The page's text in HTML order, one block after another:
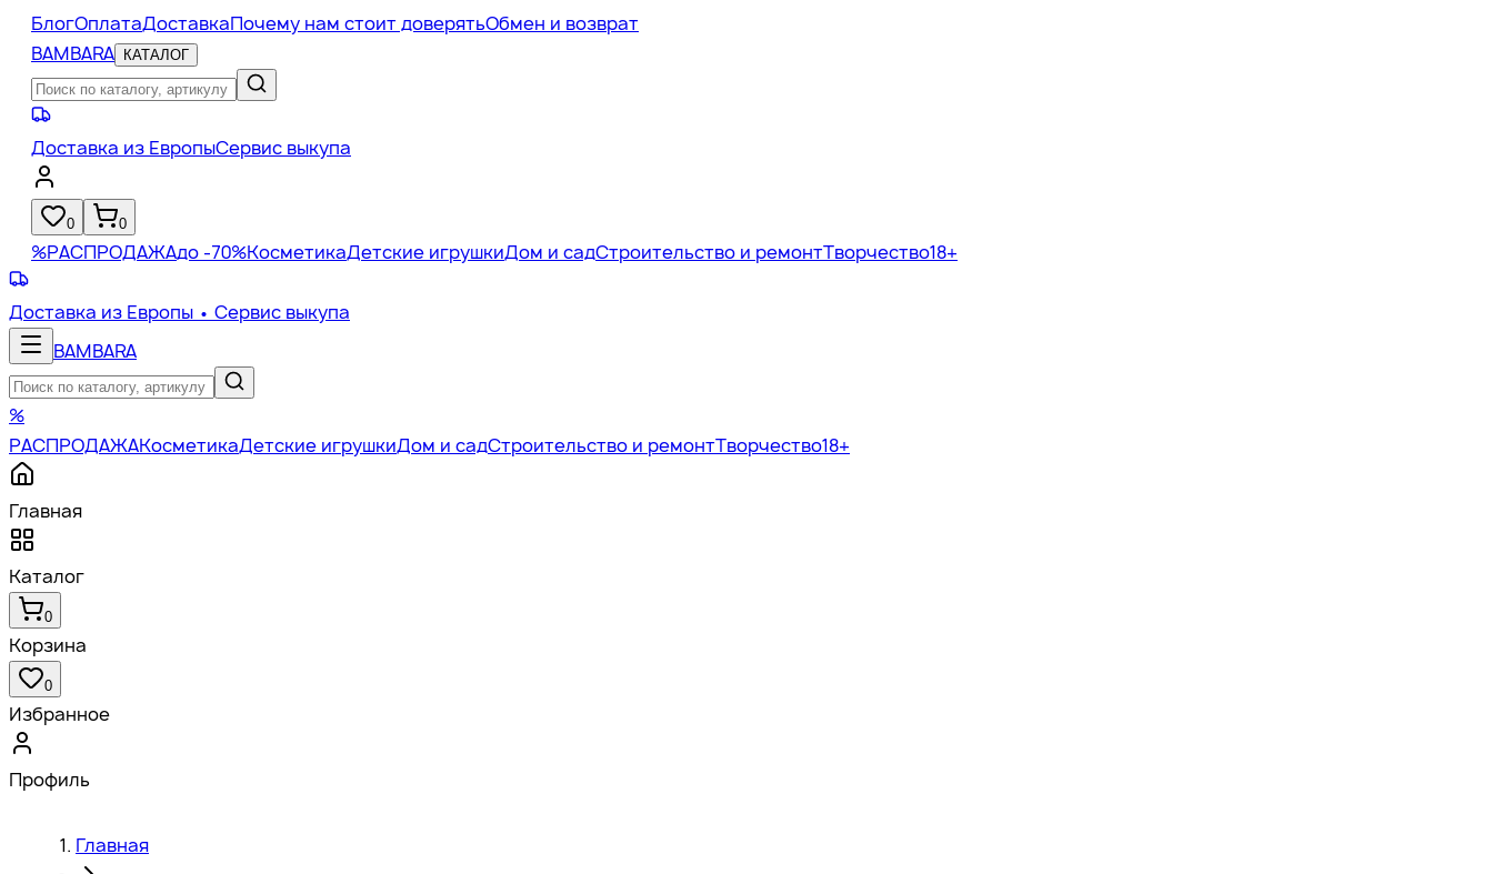
БлогОплатаДоставкаПочему нам стоит доверятьОбмен и возврат
BAMBARA
КАТАЛОГ
Доставка из ЕвропыСервис выкупа
0 0
%РАСПРОДАЖАдо -70%КосметикаДетские игрушкиДом и садСтроительство и ремонтТворчество18+
Доставка из Европы • Сервис выкупа
BAMBARA
%
РАСПРОДАЖАКосметикаДетские игрушкиДом и садСтроительство и ремонтТворчество18+
Главная
Каталог
0
Корзина
0
Избранное
Профиль
Главная